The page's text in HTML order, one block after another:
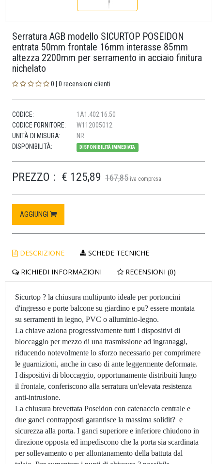
Serratura AGB modello SICURTOP POSEIDON
entrata 50mm frontale 16mm interasse 85mm
altezza 2200mm per serramento in acciaio finitura
nichelato
0 | 0 recensioni clienti
CODICE:
1A1.402.16.50
CODICE FORNITORE:
W112005012
UNITÀ DI MISURA:
NR
DISPONIBILITÀ:
DISPONIBILITÀ IMMEDIATA
PREZZO : € 125,89 167,85 iva compresa
AGGIUNGI
DESCRIZIONE SCHEDE TECNICHE
RICHIEDI INFORMAZIONI RECENSIONI (0)
Sicurtop ? la chiusura multipunto ideale per portoncini
d'ingresso e porte balcone su giardino e pu? essere montata
su serramenti in legno, PVC o alluminio-legno.
La chiave aziona progressivamente tutti i dispositivi di
bloccaggio per mezzo di una trasmissione ad ingranaggi,
riducendo notevolmente lo sforzo necessario per comprimere
le guarnizioni, anche in caso di ante leggermente deformate.
I dispositivi di bloccaggio, opportunamente distribuiti lungo
il frontale, conferiscono alla serratura un'elevata resistenza
anti-intrusione.
La chiusura brevettata Poseidon con catenaccio centrale e
due ganci contrapposti garantisce la massima solidit? e
sicurezza alla porta. I ganci superiore e inferiore chiudono in
direzione opposta ed impediscono che la porta sia scardinata
per sollevamento o per allontanamento della battuta dal